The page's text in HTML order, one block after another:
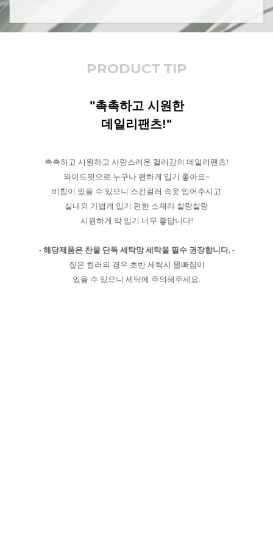
PRODUCT TIP
"촉촉하고 시원한
데일리팬츠!"
촉촉하고 시원하고 사랑스러운 컬러감의 데일리팬츠!
와이드핏으로 누구나 편하게 입기 좋아요~
비침이 있을 수 있으니 스킨컬러 속옷 입어주시고
실내외 가볍게 입기 편한 소재라 찰랑찰랑
시원하게 막 입기 너무 좋답니다!
- 해당제품은 찬물 단독 세탁망 세탁을 필수 권장합니다. -
짙은 컬러의 경우 초반 세탁시 물빠짐이
있을 수 있으니 세탁에 주의해주세요.